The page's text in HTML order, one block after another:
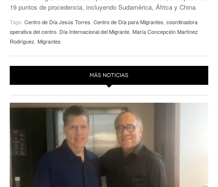
19 puntos de procedencia, incluyendo Sudamérica, África y China
Tags: Centro de Día Jesús Torres Centro de Día para Migrantes coordinadora
operativa del centro Día Internacional del Migrante María Concepción Martínez
Rodríguez Migrantes
MÁS NOTICIAS